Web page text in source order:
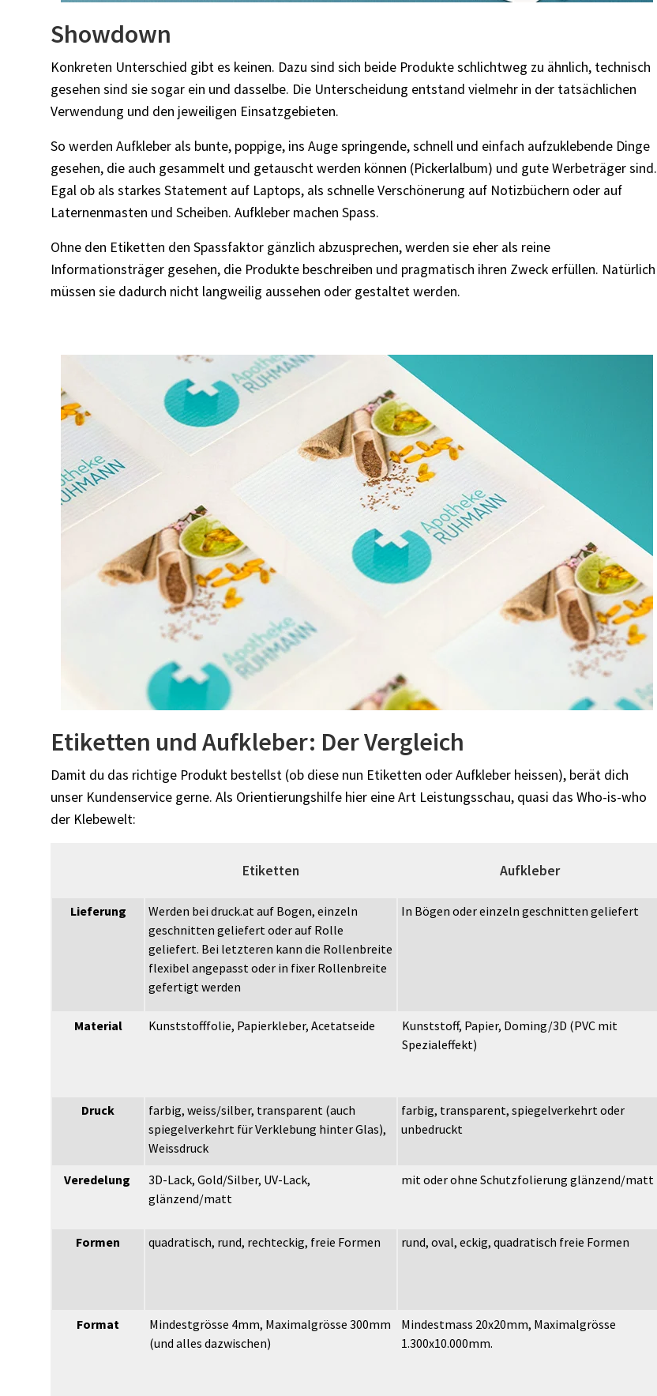
Showdown
Konkreten Unterschied gibt es keinen. Dazu sind sich beide Produkte schlichtweg zu ähnlich, technisch
gesehen sind sie sogar ein und dasselbe. Die Unterscheidung entstand vielmehr in der tatsächlichen
Verwendung und den jeweiligen Einsatzgebieten.
So werden Aufkleber als bunte, poppige, ins Auge springende, schnell und einfach aufzuklebende Dinge
gesehen, die auch gesammelt und getauscht werden können (Pickerlalbum) und gute Werbeträger sind.
Egal ob als starkes Statement auf Laptops, als schnelle Verschönerung auf Notizbüchern oder auf
Laternenmasten und Scheiben. Aufkleber machen Spass.
Ohne den Etiketten den Spassfaktor gänzlich abzusprechen, werden sie eher als reine
Informationsträger gesehen, die Produkte beschreiben und pragmatisch ihren Zweck erfüllen. Natürlich
müssen sie dadurch nicht langweilig aussehen oder gestaltet werden.
Etiketten und Aufkleber: Der Vergleich
Damit du das richtige Produkt bestellst (ob diese nun Etiketten oder Aufkleber heissen), berät dich
unser Kundenservice gerne. Als Orientierungshilfe hier eine Art Leistungsschau, quasi das Who-is-who
der Klebewelt:
Etiketten Aufkleber
Lieferung
Werden bei druck.at auf Bogen, einzeln
geschnitten geliefert oder auf Rolle
geliefert. Bei letzteren kann die Rollenbreite
flexibel angepasst oder in fixer Rollenbreite
gefertigt werden
In Bögen oder einzeln geschnitten geliefert
Material Kunststofffolie, Papierkleber, Acetatseide
Kunststoff, Papier, Doming/3D (PVC mit
Spezialeffekt)
Druck
farbig, weiss/silber, transparent (auch
spiegelverkehrt für Verklebung hinter Glas),
Weissdruck
farbig, transparent, spiegelverkehrt oder
unbedruckt
Veredelung
3D-Lack, Gold/Silber, UV-Lack,
glänzend/matt
mit oder ohne Schutzfolierung glänzend/matt
Formen quadratisch, rund, rechteckig, freie Formen rund, oval, eckig, quadratisch freie Formen
Format
Mindestgrösse 4mm, Maximalgrösse 300mm
(und alles dazwischen)
Mindestmass 20x20mm, Maximalgrösse
1.300x10.000mm.